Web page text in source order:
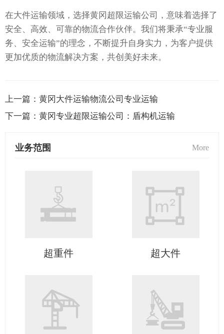
在大件运输领域，选择黄冈超限运输公司，意味着选择了
安全、高效、可靠的物流合作伙伴。我们将秉承“专业服
务、安全运输”的理念，不断提升自身实力，为客户提供
更加优质的物流解决方案，共创美好未来。
上一篇： 黄冈大件运输物流公司专业运输
下一篇： 黄冈专业超限运输公司：盾构机运输
业务范围 More
超重件 超大件